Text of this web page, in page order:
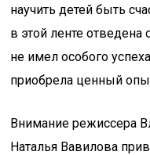
научить детей быть
в этой ленте
не имел особого
приобрела ценный
Внимание режиссера
Наталья Вавилова